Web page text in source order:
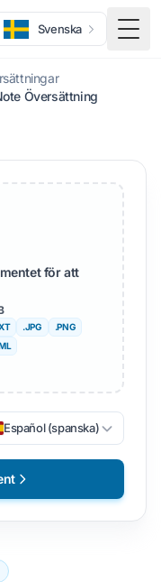
Svenska
Översättning
för att
.JPG
.PNG
Español (spanska)